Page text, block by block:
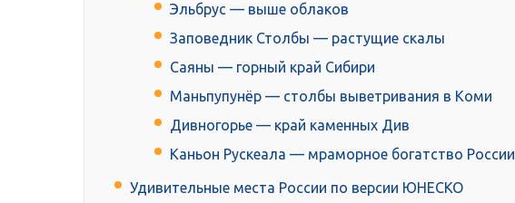
Эльбрус — выше облаков
Заповедник Столбы — растущие скалы
Саяны — горный край Сибири
Маньпупунёр — столбы выветривания в Коми
Дивногорье — край каменных Див
Каньон Рускеала — мраморное богатство России
Удивительные места России по версии ЮНЕСКО